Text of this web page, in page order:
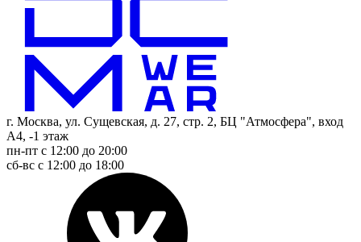
г. Москва, ул. Сущевская, д. 27, стр. 2, БЦ "Атмосфера", вход
А4, -1 этаж
пн-пт с 12:00 до 20:00
сб-вс с 12:00 до 18:00